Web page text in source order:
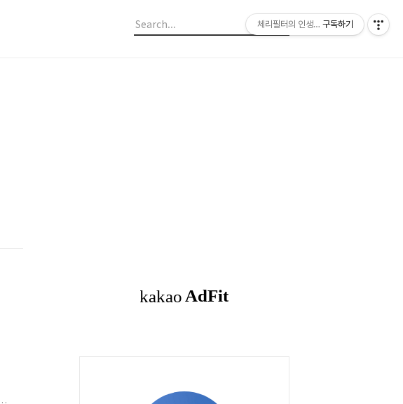
체리필터의 인생이야기구독하기